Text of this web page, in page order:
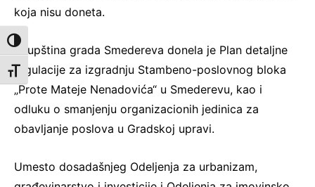
Toggle High Contrast
Toggle Font size
koja nisu doneta.
Skupština grada Smedereva donela je Plan detaljne
regulacije za izgradnju Stambeno-poslovnog bloka
„Prote Mateje Nenadovića“ u Smederevu, kao i
odluku o smanjenju organizacionih jedinica za
obavljanje poslova u Gradskoj upravi.
Umesto dosadašnjeg Odeljenja za urbanizam,